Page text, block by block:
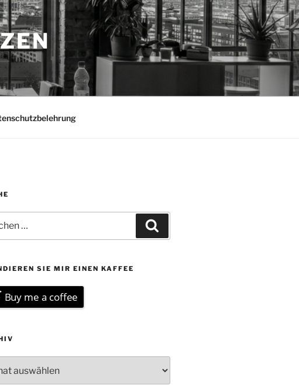
SIE MIR EINEN KAFFEE
Buy me a coffee